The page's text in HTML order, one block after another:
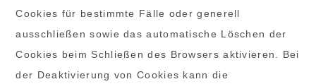
Cookies für bestimmte Fälle oder generell
ausschließen sowie das automatische Löschen der
Cookies beim Schließen des Browsers aktivieren. Bei
der Deaktivierung von Cookies kann die